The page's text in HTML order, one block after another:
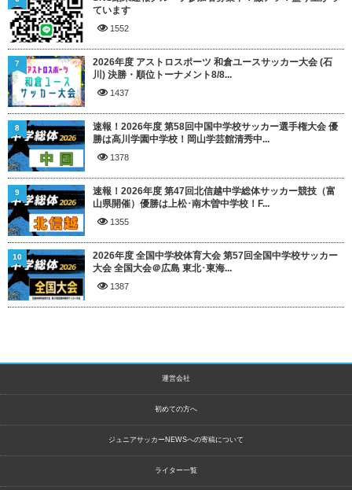
ています
1552
2026年度 アストロスポーツ 和倉ユースサッカー大会 (石
川) 決勝・順位トーナメント8/8...
1437
7
速報！2026年度 第58回中国中学校サッカー選手権大会 優
勝は高川学園中学校！岡山学芸館清秀中...
1378
8
速報！2026年度 第47回北信越中学総体サッカー競技（富
山県開催）優勝は上松･南木曽中学校！F...
1355
9
2026年度 全国中学校体育大会 第57回全国中学校サッカー
大会 全国大会＠広島 東北･東海...
1387
10
運営会社
初めての方へ
ジュニアサッカーNEWSへの寄稿について
ライター一覧